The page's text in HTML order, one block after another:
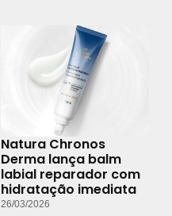
Natura Chronos
Derma lança balm
labial reparador com
hidratação imediata
26/03/2026